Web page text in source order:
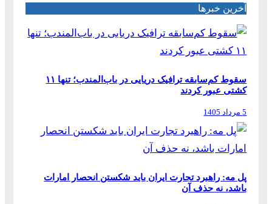
آخرین خبرها
سقوط کم‌سابقه ترافیک دریایی در باب‌المندب؛ تنها ۱۱
کشتی عبور کردند
5 مرداد 1405
پل مه: راهبرد تجارت ایران باید شکستن انحصار امارات
باشد، نه حذف آن